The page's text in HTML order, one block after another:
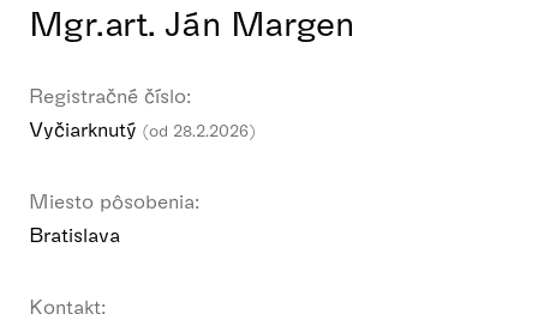
Mgr.art. Ján Margen
Registračné číslo:
Vyčiarknutý (od 28.2.2026)
Miesto pôsobenia:
Bratislava
Kontakt: